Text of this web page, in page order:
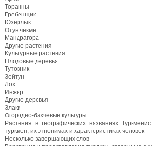
Торанны
Гребенщик
Юзерлык
Отун чекме
Мандрагора
Другие растения
Культурные растения
Плодовые деревья
Тутовник
Зейтун
Лох
Инжир
Другие деревья
Злаки
Огородно-бахчевые культуры
Растения в географических названиях
туркмен, их этнонимах и характеристиках человек
Несколько завершающих слов